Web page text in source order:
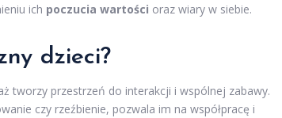
ich poczucia wartości oraz wiary w siebie.
dzieci?
tworzy przestrzeń do interakcji i wspólnej zabawy.
czy rzeźbienie, pozwala im na współpracę i